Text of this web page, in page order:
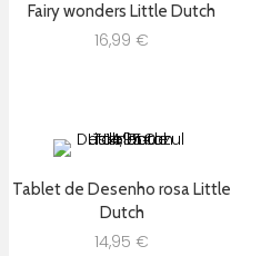
Fairy wonders Little Dutch
16,99 €
Tablet de Desenho rosa Little
Dutch
14,95 €